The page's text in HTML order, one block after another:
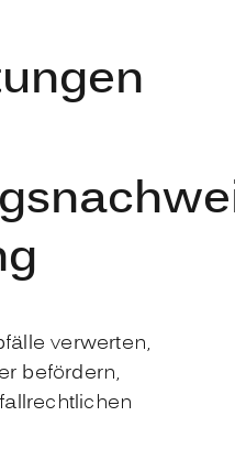
verwerten,
befördern,